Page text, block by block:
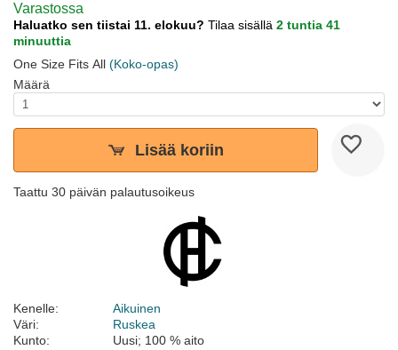
Varastossa
Haluatko sen tiistai 11. elokuu? Tilaa sisällä 2 tuntia 41
minuuttia
One Size Fits All (Koko-opas)
Määrä
Lisää koriin
Taattu 30 päivän palautusoikeus
Kenelle:
Aikuinen
Väri:
Ruskea
Kunto:
Uusi; 100 % aito